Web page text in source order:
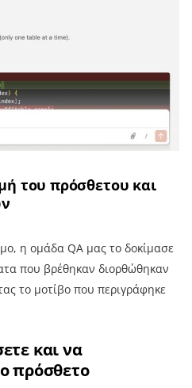
του πρόσθετου και
η ομάδα QA μας το δοκίμασε
που βρέθηκαν διορθώθηκαν
το μοτίβο που περιγράφηκε
και να
πρόσθετο